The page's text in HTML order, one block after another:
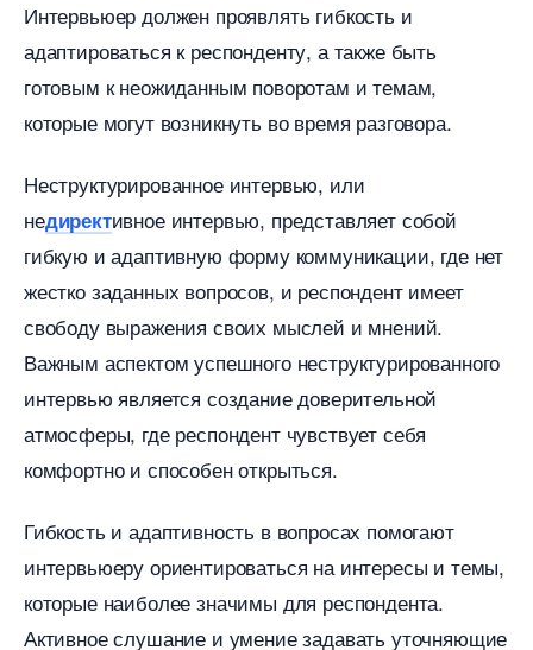
Интервьюер должен проявлять гибкость и
адаптироваться к респонденту, а также быть
отовым к неожиданным поворотам и темам,
которые могут возникнуть во время разговора.
Неструктурированное интервью, или
недирективное интервью, представляет собой
ибкую и адаптивную форму коммуникации, где нет
жестко заданных вопросов, и респондент имеет
свободу выражения своих мыслей и мнений.​
ажным аспектом успешного неструктурированного
интервью является создание доверительной
атмосферы, где респондент чувствует себя
комфортно и способен открыться.​
Гибкость и адаптивность в вопросах помогают
интервьюеру ориентироваться на интересы и темы,
которые наиболее значимы для респондента.
Активное слушание и умение задавать уточняющие